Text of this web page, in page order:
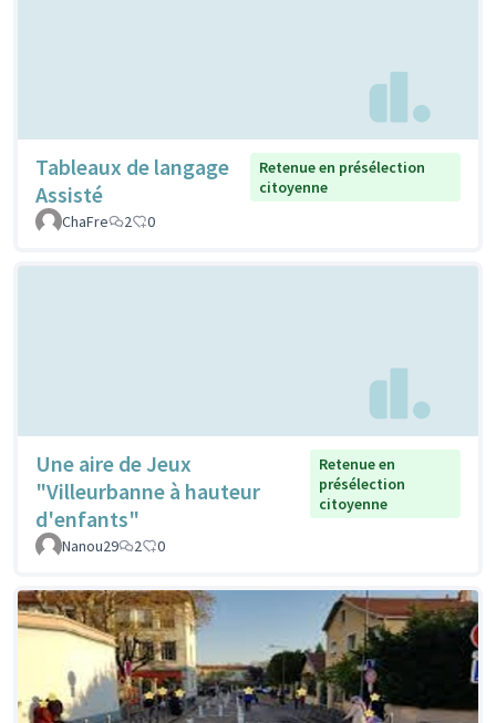
Tableaux de langage
Assisté
Retenue en présélection
citoyenne
ChaFre
2 0
Une aire de Jeux
"Villeurbanne à hauteur
d'enfants"
Retenue en
présélection
citoyenne
Nanou29 2 0